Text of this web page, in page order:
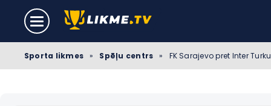
Sporta likmes » Spēļu centrs » FK Sarajevo pret Inter